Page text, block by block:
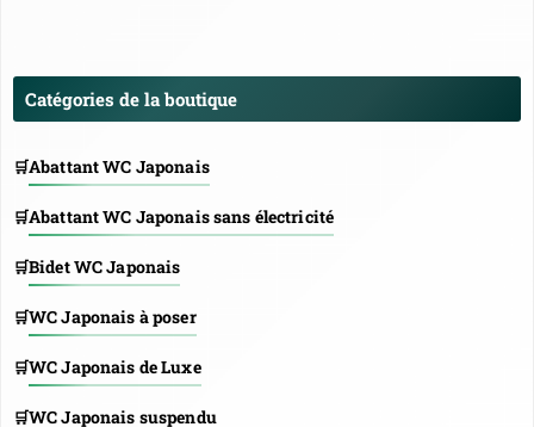
Catégories de la boutique
Abattant WC Japonais
Abattant WC Japonais sans électricité
Bidet WC Japonais
WC Japonais à poser
WC Japonais de Luxe
WC Japonais suspendu